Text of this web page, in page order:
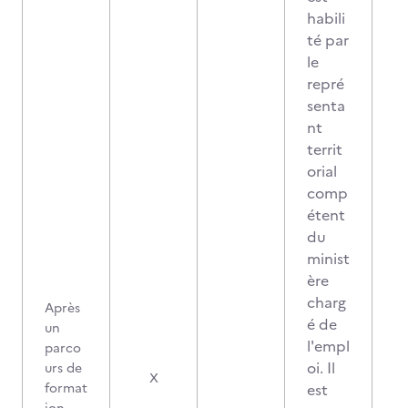
Après
un
parco
urs de
format
X
habili
té par
le
repré
senta
nt
territ
orial
comp
étent
du
minist
ère
charg
é de
l'empl
oi. Il
est